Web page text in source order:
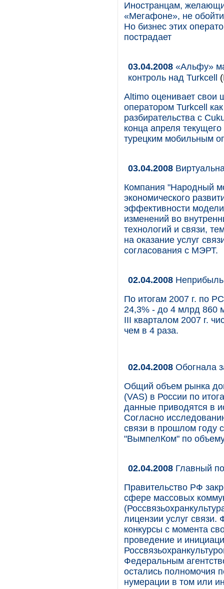
Иностранцам,
«Мегафоне», не
Но бизнес этих
пострадает
03.04.2008 «Альфу»
контроль над Turkcell
Altimo оценивает свои
оператором Turkcell
разбирательства с
конца апреля
турецким мобильным
03.04.2008
Компания "Народный
экономического
эффективности
изменений во
технологий и связи,
на оказание услуг
согласования с МЭРТ.
02.04.2008
По итогам 2007 г. по
24,3% - до 4 млрд 860
III кварталом 2007 г.
чем в 4 раза.
02.04.2008 Обогнала
Общий объем рынка
(VAS) в России по
данные приводятся в
Согласно
связи в прошлом году
"ВымпелКом" по
02.04.2008 Главный
Правительство РФ
сфере массовых
лицензии услуг связи.
конкурсы с момента
проведение и
Федеральным
остались полномочия
нумерации в том или